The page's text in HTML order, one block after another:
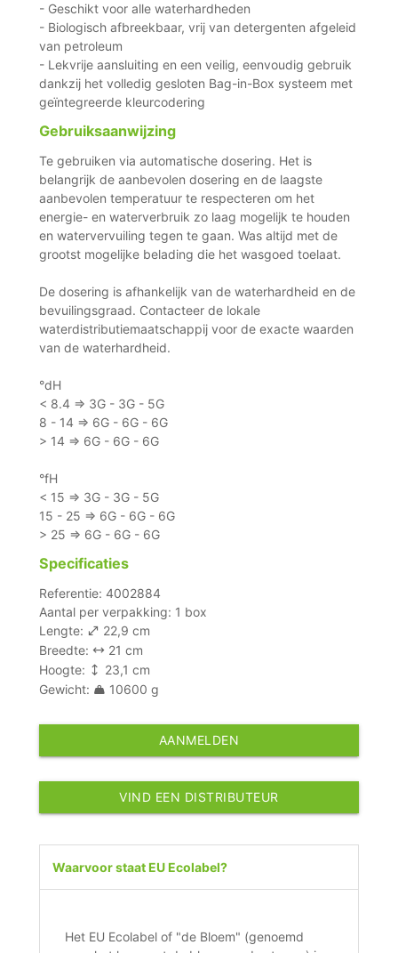
- Geschikt voor alle waterhardheden
- Biologisch afbreekbaar, vrij van detergenten afgeleid
van petroleum
- Lekvrije aansluiting en een veilig, eenvoudig gebruik
dankzij het volledig gesloten Bag-in-Box systeem met
geïntegreerde kleurcodering
Gebruiksaanwijzing
Te gebruiken via automatische dosering. Het is
belangrijk de aanbevolen dosering en de laagste
aanbevolen temperatuur te respecteren om het
energie- en waterverbruik zo laag mogelijk te houden
en watervervuiling tegen te gaan. Was altijd met de
grootst mogelijke belading die het wasgoed toelaat.
De dosering is afhankelijk van de waterhardheid en de
bevuilingsgraad. Contacteer de lokale
waterdistributiemaatschappij voor de exacte waarden
van de waterhardheid.
°dH
< 8.4 => 3G - 3G - 5G
8 - 14 => 6G - 6G - 6G
> 14 => 6G - 6G - 6G
°fH
< 15 => 3G - 3G - 5G
15 - 25 => 6G - 6G - 6G
> 25 => 6G - 6G - 6G
Specificaties
Referentie: 4002884
Aantal per verpakking: 1 box
Lengte:
22,9 cm
Breedte:
21 cm
Hoogte:
23,1 cm
Gewicht:
10600 g
AANMELDEN
VIND EEN DISTRIBUTEUR
Waarvoor staat EU Ecolabel?
Het EU Ecolabel of "de Bloem" (genoemd